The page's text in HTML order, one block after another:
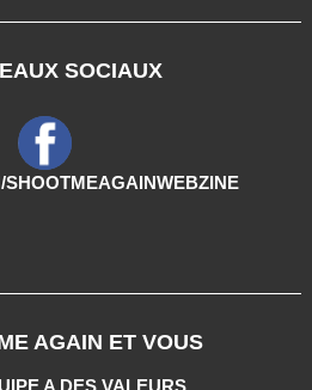
SOCIAUX
AGAIN ET VOUS